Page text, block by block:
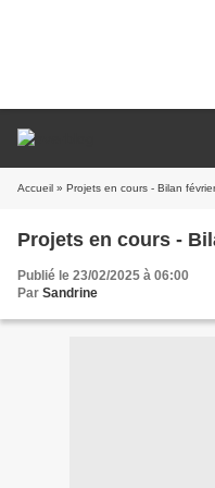
Accueil » Projets en cours - Bilan
Projets en cours -
Publié le 23/02/2025 à 06:00
Par Sandrine